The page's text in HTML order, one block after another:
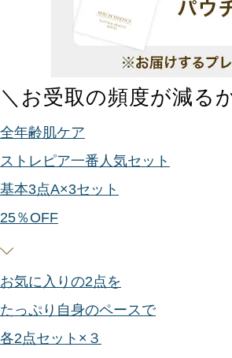
＼お受取の頻度が減る
全年齢肌ケア
ストレピア一番人気セット
基本3点A×3セット
25％OFF
お気に入りの2点を
たっぷり自身のペースで
各2点セット×３